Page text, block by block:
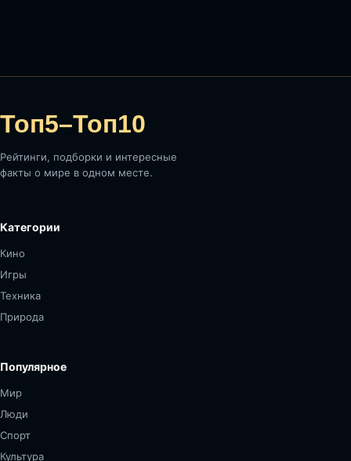
Топ5–Топ10
Рейтинги, подборки и интересные
факты о мире в одном месте.
Категории
Кино
Игры
Техника
Природа
Популярное
Мир
Люди
Спорт
Культура